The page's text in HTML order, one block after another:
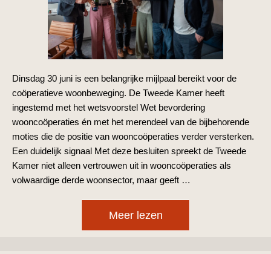
Dinsdag 30 juni is een belangrijke mijlpaal bereikt voor de
coöperatieve woonbeweging. De Tweede Kamer heeft
ingestemd met het wetsvoorstel Wet bevordering
wooncoöperaties én met het merendeel van de bijbehorende
moties die de positie van wooncoöperaties verder versterken.
Een duidelijk signaal Met deze besluiten spreekt de Tweede
Kamer niet alleen vertrouwen uit in wooncoöperaties als
volwaardige derde woonsector, maar geeft …
Meer lezen